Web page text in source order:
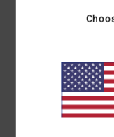
Traçabilité du
Livraison &
Avis clients